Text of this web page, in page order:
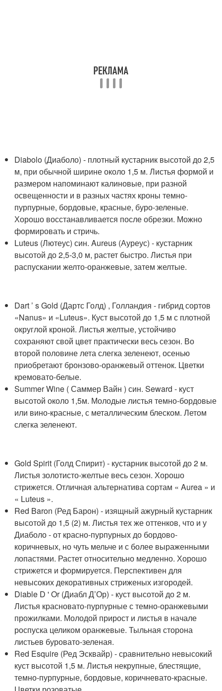
Diabolo (Диаболо) - плотный кустарник высотой до 2,5
м, при обычной ширине около 1,5 м. Листья формой и
размером напоминают калиновые, при разной
освещенности и в разных частях кроны темно-
пурпурные, бордовые, красные, буро-зеленые.
Хорошо восстанавливается после обрезки. Можно
формировать и стричь.
Luteus (Лютеус) син. Aureus (Ауреус) - кустарник
высотой до 2,5-3,0 м, растет быстро. Листья при
распускании желто-оранжевые, затем желтые.
Dart ’ s Gold (Дартс Голд) , Голландия - гибрид сортов
«Nanus» и «Luteus». Куст высотой до 1,5 м с плотной
округлой кроной. Листья желтые, устойчиво
сохраняют свой цвет практически весь сезон. Во
второй половине лета слегка зеленеют, осенью
приобретают бронзово-оранжевый оттенок. Цветки
кремовато-белые.
Summer Wine ( Саммер Вайн ) син. Seward - куст
высотой около 1,5м. Молодые листья темно-бордовые
или вино-красные, с металлическим блеском. Летом
слегка зеленеют.
Gold Spirit (Голд Спирит) - кустарник высотой до 2 м.
Листья золотисто-желтые весь сезон. Хорошо
стрижется. Отличная альтернатива сортам « Aurea » и
« Luteus ».
Red Baron (Ред Барон) - изящный ажурный кустарник
высотой до 1,5 (2) м. Листья тех же оттенков, что и у
Диаболо - от красно-пурпурных до бордово-
коричневых, но чуть мельче и с более выраженными
лопастями. Растет относительно медленно. Хорошо
стрижется и формируется. Перспективен для
невысоких декоративных стриженых изгородей.
Diable D ' Or (Диабл Д’Ор) - куст высотой до 2 м.
Листья красновато-пурпурные с темно-оранжевыми
прожилками. Молодой прирост и листья в начале
роспуска целиком оранжевые. Тыльная сторона
листьев буровато-зеленая.
Red Esquire (Ред Эсквайр) - сравнительно невысокий
куст высотой 1,5 м. Листья некрупные, блестящие,
темно-пурпурные, бордовые, коричневато-красные.